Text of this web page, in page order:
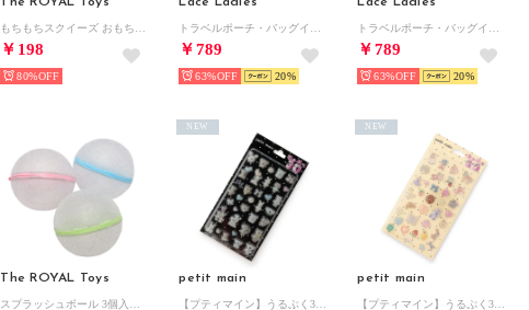
￥198
80%
￥789
63% 20
￥789
63% 20
The ROYAL Toys petit main
NEW
petit main
NEW